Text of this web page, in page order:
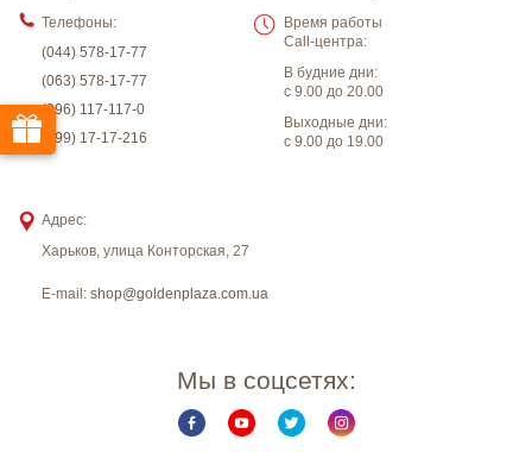
Телефоны:
(044) 578-17-77
(063) 578-17-77
(096) 117-117-0
(099) 17-17-216
Время работы
Call-центра:
В будние дни:
с 9.00 до 20.00
Выходные дни:
с 9.00 до 19.00
Адрес:
Харьков, улица Конторская, 27
E-mail: shop@goldenplaza.com.ua
Мы в соцсетях: